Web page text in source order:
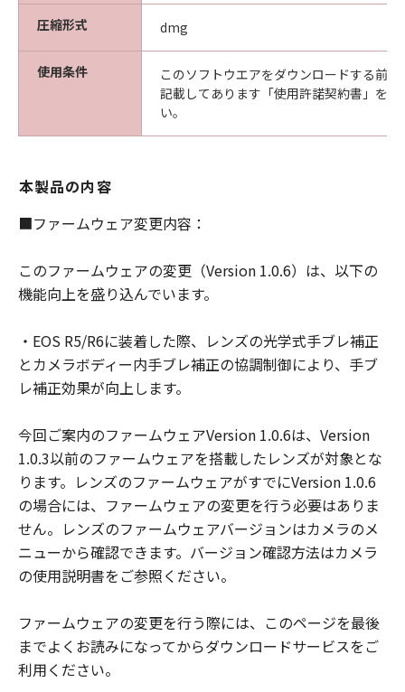
とについて、いかなる責任も負うものでは
ありません。また、「許諾ソフトウェア」
のアップデート、バグの修正またはサポー
トを行う義務もありません。
保証の否認・免責
(1) 「許諾ソフトウェア」は、『現状有姿
ノン、キヤノンの子会社、それらの販売代
ソフトウェア」の取扱者および頒布者は、
よび特定の目的への適合性の保証を含め、
いかなる保証も、明示たると黙示たるとを
(2) キヤノン、キヤノンの子会社、それらの
販売代理店および販売店、並びに、その他
「許諾ソフトウェア」の取扱者および頒布
使用不能から生ずるいかなる損害（逸失利
益およびその他の派生的または付随的な損
害を含むがこれらに限定されない）につい
ても一切責任を負わないものとします。た
とえ、キヤノン、キヤノンの子会社、それ
らの販売代理店および販売店がかかる損害
の可能性について知らされていた場合でも
(3) キヤノン、キヤノンの子会社、それらの
販売代理店および販売店、並びに、その他
「許諾ソフトウェア」の取扱者および頒布
圧縮形式 dmg
使用条件
このソフトウエアをダウンロードする前
記載してあります「使用許諾契約書」を
い。
本製品の内容
■ファームウェア変更内容：
このファームウェアの変更（Version 1.0.6）は、以下の
機能向上を盛り込んでいます。
・EOS R5/R6に装着した際、レンズの光学式手ブレ補正
とカメラボディー内手ブレ補正の協調制御により、手ブ
レ補正効果が向上します。
今回ご案内のファームウェアVersion 1.0.6は、Version
1.0.3以前のファームウェアを搭載したレンズが対象とな
ります。レンズのファームウェアがすでにVersion 1.0.6
の場合には、ファームウェアの変更を行う必要はありま
せん。レンズのファームウェアバージョンはカメラのメ
ニューから確認できます。バージョン確認方法はカメラ
の使用説明書をご参照ください。
ファームウェアの変更を行う際には、このページを最後
までよくお読みになってからダウンロードサービスをご
利用ください。